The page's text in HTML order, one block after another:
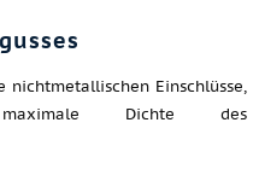
nichtmetallischen Einschlüsse,
Dichte des